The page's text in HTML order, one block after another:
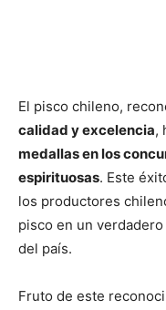
El pisco chileno,
calidad y excelencia,
medallas en los
espirituosas. Este
los productores
pisco en un
del país.
Fruto de este